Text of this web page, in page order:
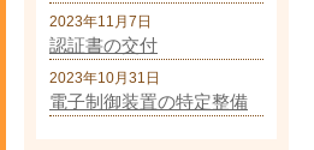
2023年11月7日
認証書の交付
2023年10月31日
電子制御装置の特定整備